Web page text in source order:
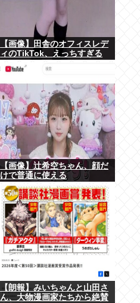
【画像】田舎のオフィスレデ
ィのTikTok、えっちすぎる
【画像】辻希空ちゃん、顔だ
けで普通に使える
【朗報】みいちゃんと山田さ
ん、大物漫画家たちから絶賛